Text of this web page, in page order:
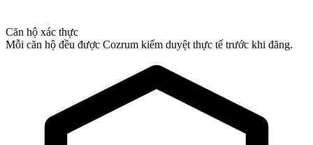
Căn hộ xác thực
Mỗi căn hộ đều được Cozrum kiểm duyệt thực tế trước khi đăng.